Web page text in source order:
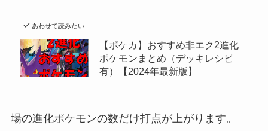
あわせて読みたい
【ポケカ】おすすめ非エク2進化
ポケモンまとめ（デッキレシピ
有）【2024年最新版】
場の進化ポケモンの数だけ打点が上がります。